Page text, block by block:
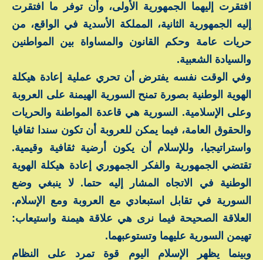
افتقرت إليهما الجمهورية الأولى، وأن توفر ما افتقرت
إليه الجمهورية الثانية، المملكة الأسدية في الواقع، من
حريات عامة وحكم القانون والمساواة بين المواطنين
والسيادة الشعبية.
وفي الوقت نفسه يفترض أن تحري عملية إعادة هيكلة
الهوية الوطنية بصورة تمنح السورية الهيمنة على العروبة
وعلى الإسلامية. السورية هي قاعدة المواطنة والحريات
والحقوق العامة، فيما يمكن للعروبة أن تكون سندا ثقافيا
واستراتيجيا، وللإسلام أن يكون أرضية ثقافية وقيمية.
تقتضي الجمهورية والفكر الجمهوري إعادة هيكلة الهوية
الوطنية في الاتجاه المشار إليه حتما. لا ينبغي وضع
السورية في تقابل استبعادي مع العروبة ومع الإسلام.
العلاقة الصحيحة فيما نرى هي علاقة هيمنة واستيعاب:
تهيمن السورية عليهما وتستوعبهما.
وبينما يظهر الإسلام اليوم قوة تمرد على النظام